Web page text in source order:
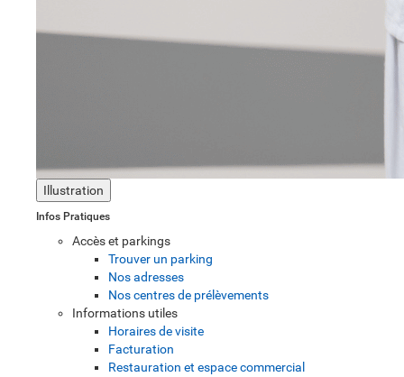
Illustration
Infos Pratiques
Accès et parkings
Trouver un parking
Nos adresses
Nos centres de prélèvements
Informations utiles
Horaires de visite
Facturation
Restauration et espace commercial